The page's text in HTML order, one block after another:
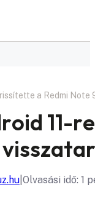
a Redmi
11-
Olvasási idő: 1